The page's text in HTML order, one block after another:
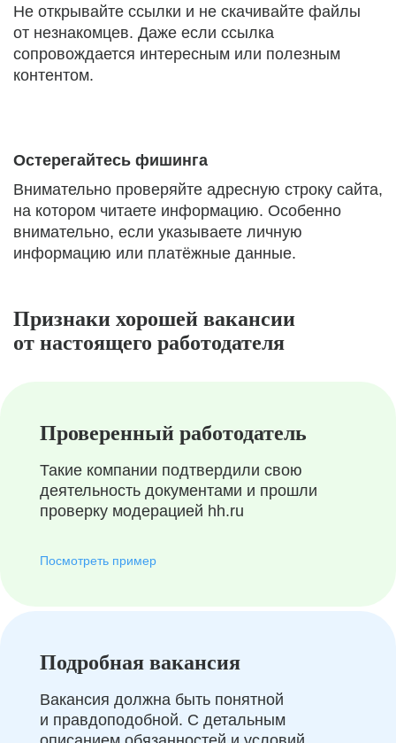
Не открывайте ссылки и не скачивайте файлы
от незнакомцев. Даже если ссылка
сопровождается интересным или полезным
контентом.
Остерегайтесь фишинга
Внимательно проверяйте адресную строку сайта,
на котором читаете информацию. Особенно
внимательно, если указываете личную
информацию или платёжные данные.
Признаки хорошей вакансии
от настоящего работодателя
Проверенный работодатель
Такие компании подтвердили свою
деятельность документами и прошли
проверку модерацией hh.ru
Посмотреть пример
Подробная вакансия
Вакансия должна быть понятной
и правдоподобной. С детальным